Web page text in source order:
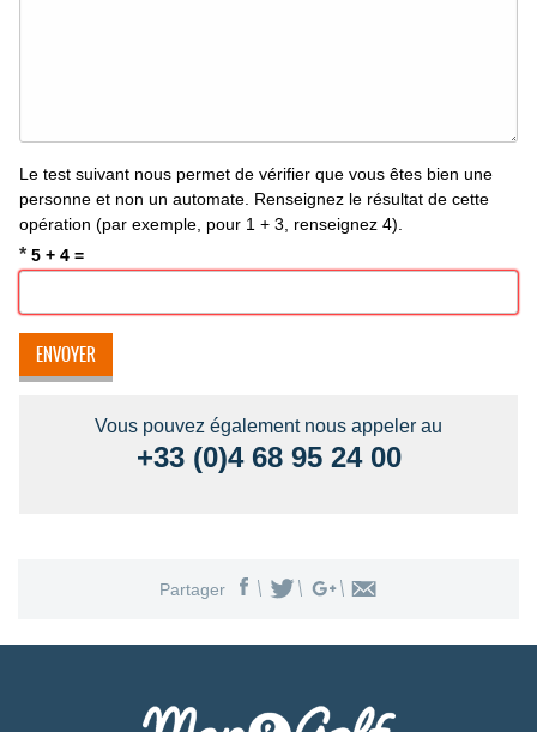
Le test suivant nous permet de vérifier que vous êtes bien une
personne et non un automate. Renseignez le résultat de cette
opération (par exemple, pour 1 + 3, renseignez 4).
* 5 + 4 =
Vous pouvez également nous appeler au
+33 (0)4 68 95 24 00
Partager